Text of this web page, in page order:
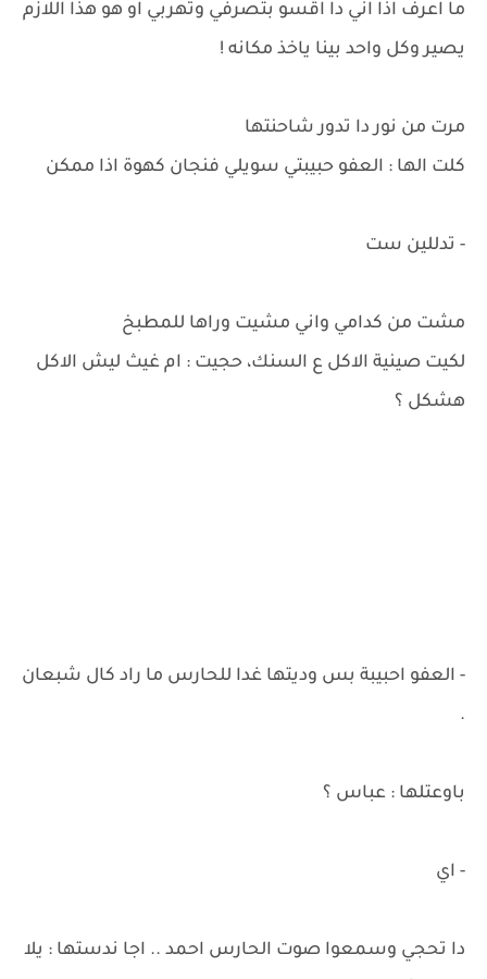
ما اعرف اذا اني دا اقسو بتصرفي وتهربي او هو هذا اللازم
يصير وكل واحد بينا ياخذ مكانه !
مرت من نور دا تدور شاحنتها
كلت الها : العفو حبيبتي سويلي فنجان كهوة اذا ممكن
- تدللين ست
مشت من كدامي واني مشيت وراها للمطبخ
لكيت صينية الاكل ع السنك، حجيت : ام غيث ليش الاكل
هشكل ؟
- العفو احبيبة بس وديتها غدا للحارس ما راد كال شبعان
.
باوعتلها : عباس ؟
- اي
دا تحجي وسمعوا صوت الحارس احمد .. اجا ندستها : يلا